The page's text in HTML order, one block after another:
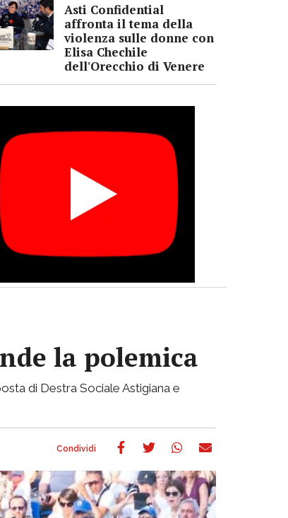
Asti Confidential
affronta il tema della
violenza sulle donne con
Elisa Chechile
dell'Orecchio di Venere
la polemica
di Destra Sociale Astigiana e